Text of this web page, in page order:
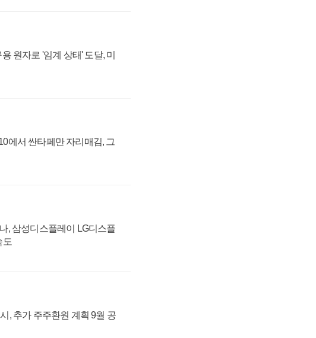
원자로 '임계 상태' 도달, 미
에서 싼타페만 자리매김, 그
, 삼성디스플레이 LG디스플
도
, 추가 주주환원 계획 9월 공